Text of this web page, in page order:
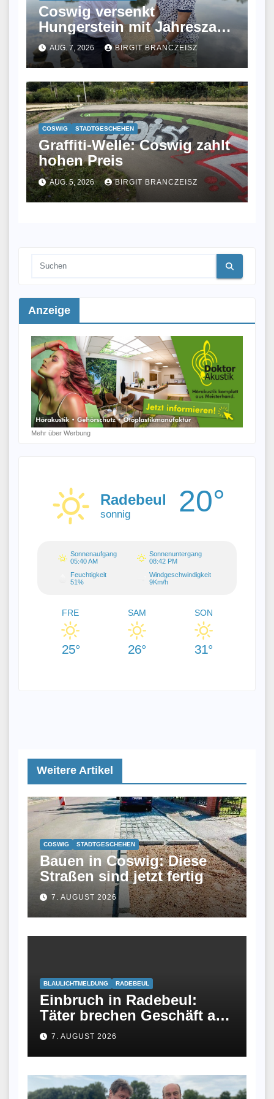
Coswig versenkt
Hungerstein mit Jahreszahl
2026 in der Elbe
AUG. 7, 2026 BIRGIT BRANCZEISZ
COSWIG STADTGESCHEHEN
Graffiti-Welle: Coswig zahlt
hohen Preis
AUG. 5, 2026 BIRGIT BRANCZEISZ
Anzeige
Mehr über Werbung
Radebeul
sonnig 20°
Sonnenaufgang
05:40 AM
Sonnenuntergang
08:42 PM
Feuchtigkeit
51%
Windgeschwindigkeit
9Km/h
FRE
25°
SAM
26°
SON
31°
Weitere Artikel
COSWIG STADTGESCHEHEN
Bauen in Coswig: Diese
Straßen sind jetzt fertig
7. AUGUST 2026
BLAULICHTMELDUNG RADEBEUL
Einbruch in Radebeul:
Täter brechen Geschäft an
Meißner Straße auf
7. AUGUST 2026